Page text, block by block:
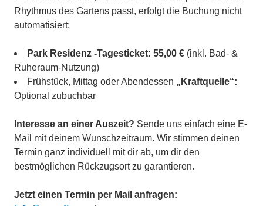
Rhythmus des Gartens passt, erfolgt die Buchung nicht
automatisiert:
Park Residenz -Tagesticket: 55,00 € (inkl. Bad- &
Ruheraum-Nutzung)
Frühstück, Mittag oder Abendessen „Kraftquelle“:
Optional zubuchbar
Interesse an einer Auszeit? Sende uns einfach eine E-
Mail mit deinem Wunschzeitraum. Wir stimmen deinen
Termin ganz individuell mit dir ab, um dir den
bestmöglichen Rückzugsort zu garantieren.
Jetzt einen Termin per Mail anfragen: